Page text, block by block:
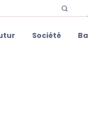
Société